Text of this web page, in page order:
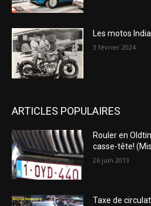
Les motos
3 février 2024
ARTICLES POPULAIRES
Rouler en
casse-tête!
26 juin 2013
Taxe de